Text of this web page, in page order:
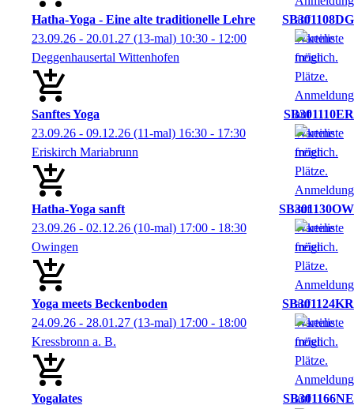
Hatha-Yoga - Eine alte traditionelle Lehre
SB301108DG
23.09.26 - 20.01.27 (13-mal) 10:30 - 12:00
Deggenhausertal Wittenhofen
Sanftes Yoga
SB301110ER
23.09.26 - 09.12.26 (11-mal) 16:30 - 17:30
Eriskirch Mariabrunn
Hatha-Yoga sanft
SB301130OW
23.09.26 - 02.12.26 (10-mal) 17:00 - 18:30
Owingen
Yoga meets Beckenboden
SB301124KR
24.09.26 - 28.01.27 (13-mal) 17:00 - 18:00
Kressbronn a. B.
Yogalates
SB301166NE